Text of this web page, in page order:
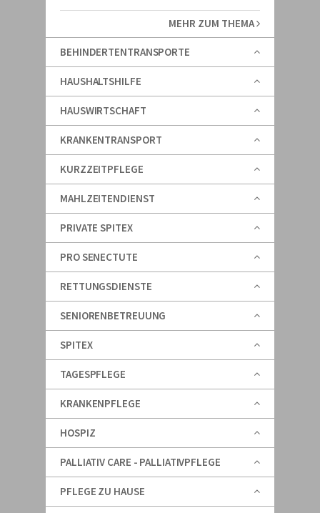
MEHR ZUM THEMA
BEHINDERTENTRANSPORTE
HAUSHALTSHILFE
HAUSWIRTSCHAFT
KRANKENTRANSPORT
KURZZEITPFLEGE
MAHLZEITENDIENST
PRIVATE SPITEX
PRO SENECTUTE
RETTUNGSDIENSTE
SENIORENBETREUUNG
SPITEX
TAGESPFLEGE
KRANKENPFLEGE
HOSPIZ
PALLIATIV CARE - PALLIATIVPFLEGE
PFLEGE ZU HAUSE